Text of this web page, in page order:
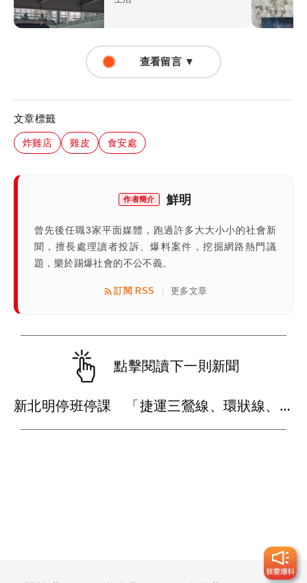
查看留言 ▼
文章標籤
炸雞店 雞皮 食安處
作者簡介 鮮明
曾先後任職3家平面媒體，跑過許多大大小小的社會新
聞，擅長處理讀者投訴、爆料案件，挖掘網路熱門議
題，樂於踢爆社會的不公不義。
訂閱 RSS 更多文章
點擊閱讀下一則新聞
新北明停班停課 「捷運三鶯線、環狀線、輕軌」停駛條件一次看